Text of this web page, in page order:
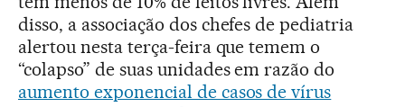
disso, a associação dos chefes de pediatria
alertou nesta terça-feira que temem o
“colapso” de suas unidades em razão do
aumento exponencial de casos de vírus